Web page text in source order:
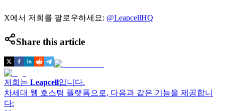
X에서 저희를 팔로우하세요: @LeapcellHQ
Share this article
저희는 Leapcell입니다.
차세대 웹 호스팅 플랫폼으로, 다음과 같은 기능을 제공합니
다: